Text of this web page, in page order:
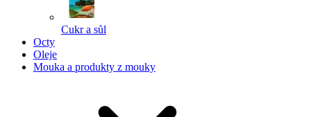
Cukr a sůl
Octy
Oleje
Mouka a produkty z mouky